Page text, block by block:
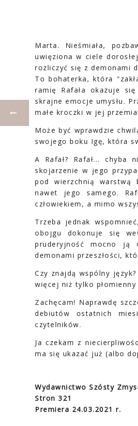
Marta. Nieśmiała,
uwięziona w ciele
rozliczyć się z demonami
To bohaterka, która
ramię Rafała okazuje
skrajne emocje umysłu.
małe kroczki w jej
Może być wprawdzie
swojego boku Igę, która
A Rafał? Rafał...
skojarzenie w jego
pod wierzchnią warstwą
nawet jego samego.
człowiekiem, a mimo
Trzeba jednak
obojgu dokonuje się
pruderyjność mocno ją
demonami przeszłości,
Czy znajdą wspólny
więcej niż tylko płomienny
Zachęcam! Naprawdę
debiutów ostatnich
czytelników.
Ja czekam z
ma się ukazać już (albo
Wydawnictwo Szósty
Stron 321
Premiera 24.03.2021 r.